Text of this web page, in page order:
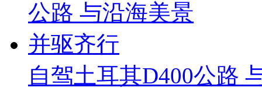
自驾土耳其D400公路